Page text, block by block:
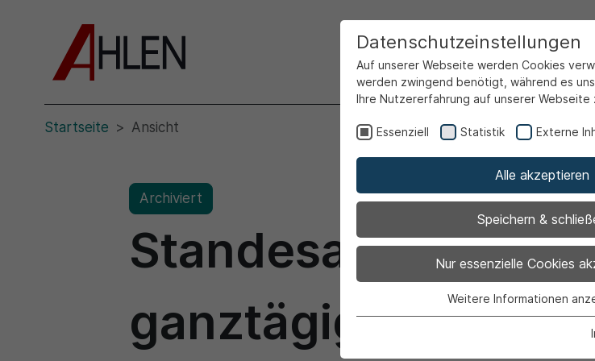
Startseite Ansicht
Archiviert
Standesamt am
ganztägig
Datenschutzeinstellungen
Auf unserer Webseite werden Cookies
werden zwingend benötigt, während es
Ihre Nutzererfahrung auf unserer Webseite
Essenziell Statistik Externe
Alle akzeptieren
Speichern &
Nur essenzielle Cookies
Essenzielle Cookies werden für
Weitere Informationen